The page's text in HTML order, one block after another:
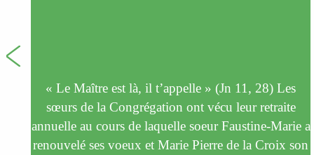
« Le Maître est là, il t’appelle » (Jn 11, 28) Les
sœurs de la Congrégation ont vécu leur retraite
annuelle au cours de laquelle soeur Faustine-Marie a
renouvelé ses voeux et Marie Pierre de la Croix son